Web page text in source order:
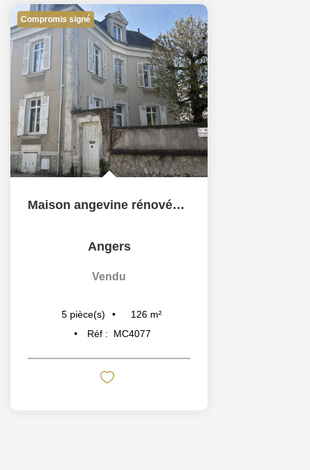
Compromis signé
Maison angevine rénovée Place Ney - Projet personnalisable
Angers
Vendu
5 pièce(s) 126 m²
Réf :
MC4077